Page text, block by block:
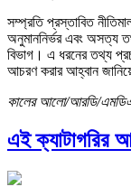
সম্প্রতি প্রস্তাবিত
অনুমাননির্ভর এবং অসত্য
বিভাগ। এ ধরনের তথ্য
আচরণ করার আহ্বান
কালের আলো/আরডি/
এই ক্যাটাগরির